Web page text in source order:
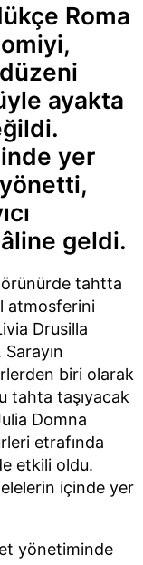
Roma
ayakta
yer
geldi.
tahtta
atmosferini
Drusilla
biri olarak
tahta taşıyacak
Domna
etrafında
etkili oldu.
içinde yer
yönetiminde